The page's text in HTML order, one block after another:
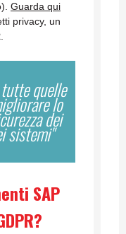
Guarda qui
privacy, un
quelle
lo
dei
sistemi"
SAP